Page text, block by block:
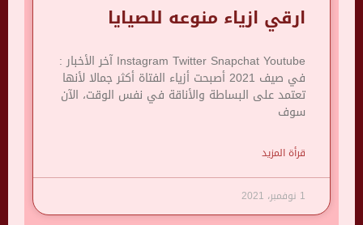
ارقي ازياء منوعه للصيايا
Instagram Twitter Snapchat Youtube آخر الأخبار :
في صيف 2021 أصبحت أزياء الفتاة أكثر جمالا لأنها
تعتمد على البساطة والأناقة في نفس الوقت، الآن
سوف
قرأة المزيد
1 نوفمبر، 2021